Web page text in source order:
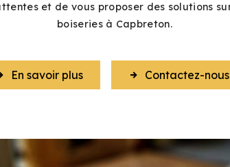
et de vous proposer des solutions
boiseries à Capbreton.
En savoir plus Contactez-nous